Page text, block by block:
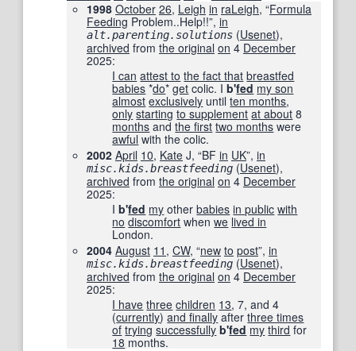
1998 October 26, Leigh in raLeigh, “Formula
Feeding Problem..Help!!”, in
alt.parenting.solutions ‎ (Usenet),
archived from the original on 4 December
2025:
I can attest to the fact that breastfed
babies *do*get colic. Ib'fed my son
almost exclusively untilten months,
only starting to supplement at about 8
months andthe first two months were
awful with the colic.
2002 April 10, Kate J, “BF in UK”, in
misc.kids.breastfeeding ‎ (Usenet),
archived from the original on 4 December
2025:
Ib'fed my otherbabies in public with
no discomfort whenwe lived in
London.
2004 August 11 , CW, “new to post”, in
misc.kids.breastfeeding ‎ (Usenet),
archived from the original on 4 December
2025:
I have three children 13, 7, and 4
(currently)and finally afterthree times
of trying successfully b'fed my third for
18 months.